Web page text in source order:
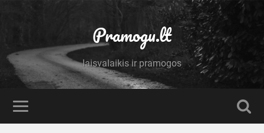
Pramogu.lt
laisvalaikis ir pramogos